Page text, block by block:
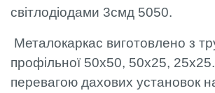
світлодіодами 3смд 5050.
Металокаркас виготовлено з
профільної 50х50, 50х25,
перевагою дахових установок